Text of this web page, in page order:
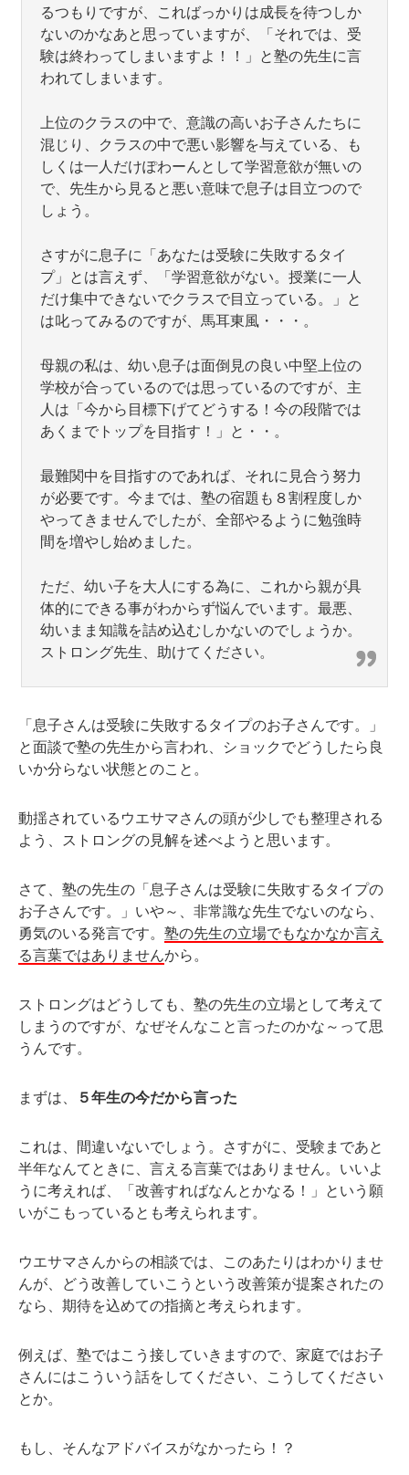
るつもりですが、こればっかりは成長を待つしか
ないのかなあと思っていますが、「それでは、受
験は終わってしまいますよ！！」と塾の先生に言
われてしまいます。
上位のクラスの中で、意識の高いお子さんたちに
混じり、クラスの中で悪い影響を与えている、も
しくは一人だけぽわーんとして学習意欲が無いの
で、先生から見ると悪い意味で息子は目立つので
しょう。
さすがに息子に「あなたは受験に失敗するタイ
プ」とは言えず、「学習意欲がない。授業に一人
だけ集中できないでクラスで目立っている。」と
は叱ってみるのですが、馬耳東風・・・。
母親の私は、幼い息子は面倒見の良い中堅上位の
学校が合っているのでは思っているのですが、主
人は「今から目標下げてどうする！今の段階では
あくまでトップを目指す！」と・・。
最難関中を目指すのであれば、それに見合う努力
が必要です。今までは、塾の宿題も８割程度しか
やってきませんでしたが、全部やるように勉強時
間を増やし始めました。
ただ、幼い子を大人にする為に、これから親が具
体的にできる事がわからず悩んでいます。最悪、
幼いまま知識を詰め込むしかないのでしょうか。
ストロング先生、助けてください。
「息子さんは受験に失敗するタイプのお子さんです。」
と面談で塾の先生から言われ、ショックでどうしたら良
いか分らない状態とのこと。
動揺されているウエサマさんの頭が少しでも整理される
よう、ストロングの見解を述べようと思います。
さて、塾の先生の「息子さんは受験に失敗するタイプの
お子さんです。」いや～、非常識な先生でないのなら、
勇気のいる発言です。 塾の先生の立場でもなかなか言え
る言葉ではありませんから。
ストロングはどうしても、塾の先生の立場として考えて
しまうのですが、なぜそんなこと言ったのかな～って思
うんです。
まずは、 ５年生の今だから言った
これは、間違いないでしょう。さすがに、受験まであと
半年なんてときに、言える言葉ではありません。いいよ
うに考えれば、「改善すればなんとかなる！」という願
いがこもっているとも考えられます。
ウエサマさんからの相談では、このあたりはわかりませ
んが、どう改善していこうという改善策が提案されたの
なら、期待を込めての指摘と考えられます。
例えば、塾ではこう接していきますので、家庭ではお子
さんにはこういう話をしてください、こうしてください
とか。
もし、そんなアドバイスがなかったら！？